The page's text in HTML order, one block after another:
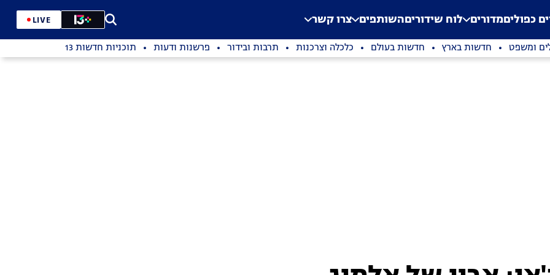
Application error: a
. כפוליםמדורים לוח שידוריםהשותפים צרו קשר LIVE
ומשפט חדשות בארץ חדשות בעולם כלכלה וצרכנות תרבות ובידור פרשנות ודעות תוכניות חדשות 13